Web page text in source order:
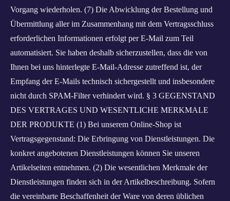
Vorgang wiederholen. (7) Die Abwicklung der Bestellung und
Übermittlung aller im Zusammenhang mit dem Vertragsschluss
erforderlichen Informationen erfolgt per E‑Mail zum Teil
automatisiert. Sie haben deshalb sicherzustellen, dass die von
Ihnen bei uns hinterlegte E‑Mail-Adresse zutreffend ist, der
Empfang der E‑Mails technisch sichergestellt und insbesondere
nicht durch SPAM-Filter verhindert wird. § 3 GEGENSTAND
DES VERTRAGES UND WESENTLICHE MERKMALE
DER PRODUKTE (1) Bei unserem Online-Shop ist
Vertragsgegenstand: Die Erbringung von Dienstleistungen. Die
konkret angebotenen Dienstleistungen können Sie unseren
Artikelseiten entnehmen. (2) Die wesentlichen Merkmale der
Dienstleistungen finden sich in der Artikelbeschreibung. Sofern
die vereinbarte Beschaffenheit der Ware von deren üblichen